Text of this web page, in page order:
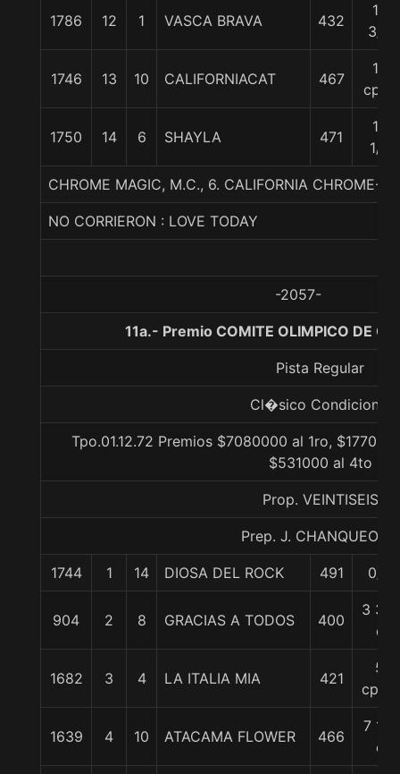
1786 12 1 VASCA BRAVA 432
10
3/4
1746 13 10 CALIFORNIACAT 467
15
cpos
1750 14 6 SHAYLA 471
15
1/2
CHROME MAGIC, M.C., 6. CALIFORNIA CHROME-
NO CORRIERON : LOVE TODAY
-2057-
11a.- Premio COMITE OLIMPICO DE
Pista Regular
Cl�sico Condicional
Tpo.01.12.72 Premios $7080000 al 1ro,
$531000 al 4to
Prop. VEINTISEIS
Prep. J. CHANQUEO M.
1744 1 14 DIOSA DEL ROCK 491 0/0
904 2 8 GRACIAS A TODOS 400
3 3/4
c
1682 3 4 LA ITALIA MIA 421
5
cpos.
1639 4 10 ATACAMA FLOWER 466
7 1/4
c